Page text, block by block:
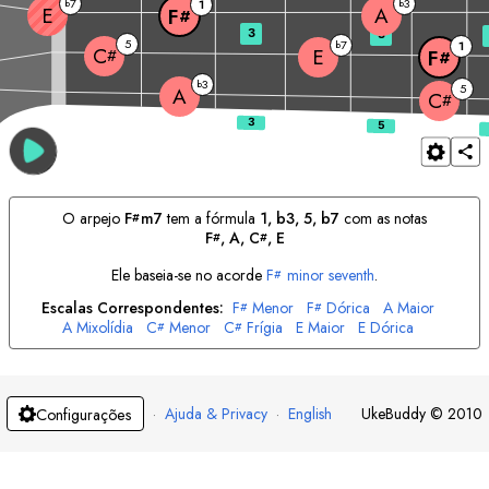
A b3
C# 5
C# 5 E b7 F# 1
E F# 1 A
3 5
O arpejo F#m7tem a fórmula 1, b3, 5, b7com as notas
F#, A, C#, E
Ele baseia-se no acordeF# minor seventh.
Escalas Correspondentes: F# Menor F# Dórica A Maior
A Mixolídia C# Menor C# Frígia E Maior E Dórica
Configurações · Ajuda & Privacy · English UkeBuddy © 2010